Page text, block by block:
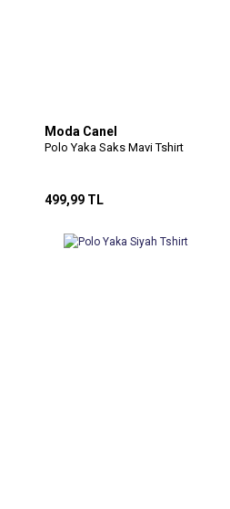
Moda Canel
Polo Yaka Saks Mavi Tshirt
499,99 TL